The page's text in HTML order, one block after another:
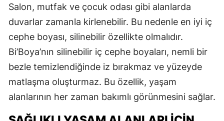
Salon, mutfak ve çocuk odası gibi alanlarda
duvarlar zamanla kirlenebilir. Bu nedenle en iyi iç
cephe boyası, silinebilir özellikte olmalıdır.
Bi’Boya’nın silinebilir iç cephe boyaları, nemli bir
bezle temizlendiğinde iz bırakmaz ve yüzeyde
matlaşma oluşturmaz. Bu özellik, yaşam
alanlarının her zaman bakımlı görünmesini sağlar.